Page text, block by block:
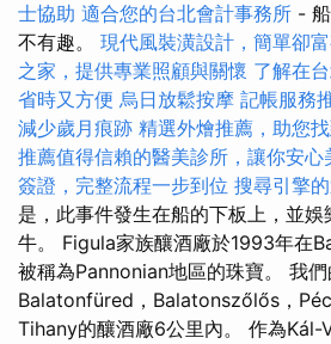
士協助 適合您的台北會計事務所 -
不有趣。 現代風裝潢設計，簡單卻
之家，提供專業照顧與關懷 了解在
省時又方便 烏日放鬆按摩 記帳服務
減少歲月痕跡 精選外燴推薦，助您
推薦值得信賴的醫美診所，讓你安心
簽證，完整流程一步到位 搜尋引擎
是，此事件發生在船的下板上，並
牛。 Figula家族釀酒廠於1993年在
被稱為Pannonian地區的珠寶。 我
Balatonfüred，Balatonszőlős，
Tihany的釀酒廠6公里內。 作為Kál-